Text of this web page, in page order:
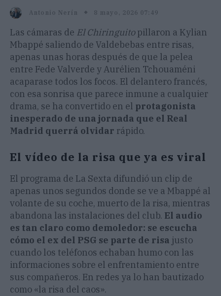
Antonio Nerín 8 mayo, 2026 07:49
Las cámaras de El Chiringuitopillaron a Kylian
Mbappé saliendo de Valdebebas entre risas,
apenas unas horas después de que la pelea
entre Fede Valverde y Aurélien Tchouaméni
acaparase todos los focos. El delantero francés,
con esa sonrisa que parece inmune a cualquier
drama, se ha convertido en el protagonista
inesperado de una jornada que el Real
Madrid querrá olvidar rápido.
El vídeo de la risa que ya es viral
El programa de La Sexta difundió un clip de
apenas unos segundos donde se ve a Mbappé al
volante de su coche, muerto de la risa, mientras
abandona las instalaciones del club. El audio
es tan claro como demoledor: se escucha
cómo el ex del PSG se parte de risa justo
cuando los teléfonos echaban humo con las
informaciones sobre el enfrentamiento entre
sus compañeros. En redes ya lo han bautizado
como «la risa del caos».